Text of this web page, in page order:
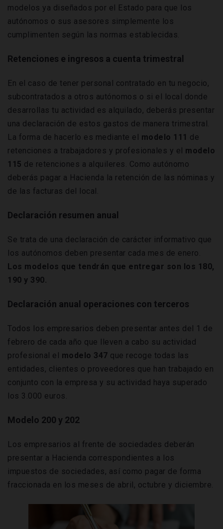
modelos ya diseñados por el Estado para que los
autónomos o sus asesores simplemente los
cumplimenten según las normas establecidas.
Retenciones e ingresos a cuenta trimestral
En el caso de tener personal contratado en tu negocio,
subcontratados a otros autónomos o si el local donde
desarrollas tu actividad es alquilado, deberás presentar
una declaración de estos gastos de manera trimestral.
La forma de hacerlo es mediante el modelo 111 de
retenciones a trabajadores y profesionales y el modelo
115 de retenciones a alquileres. Como autónomo
deberás pagar a Hacienda la retención de las nóminas y
de las facturas del local.
Declaración resumen anual
Se trata de una declaración de carácter informativo que
los autónomos deben presentar cada mes de enero.
Los modelos que tendrán que entregar son los 180,
190 y 390.
Declaración anual operaciones con terceros
Todos los empresarios deben presentar antes del 1 de
febrero de cada año que lleven a cabo su actividad
profesional el modelo 347 que recoge todas las
entidades, clientes o proveedores que han trabajado en
conjunto con la empresa y su actividad haya superado
los 3.000 euros.
Modelo 200 y 202
Los empresarios al frente de sociedades deberán
presentar a Hacienda correspondientes a los
impuestos de sociedades, así como pagar de forma
fraccionada en los meses de abril, octubre y diciembre.